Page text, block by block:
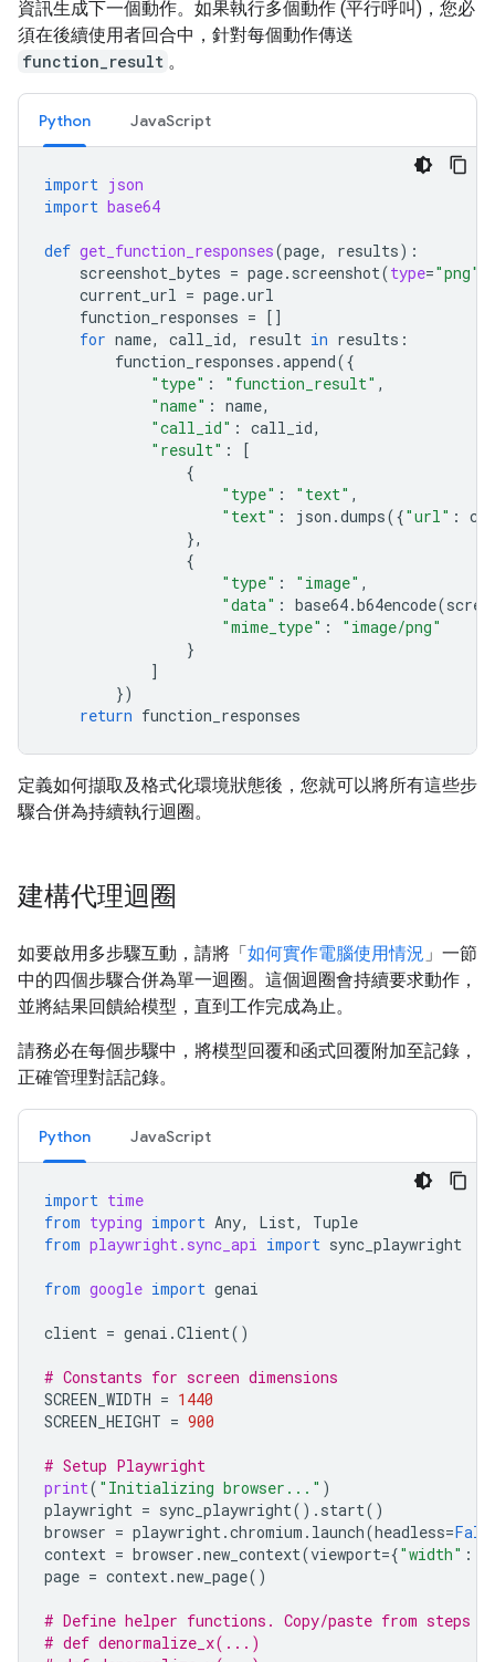
資訊生成下一個動作。如果執行多個動作 (平行呼叫)，您必
須在後續使用者回合中，針對每個動作傳送
function_result 。
Python JavaScript
import json
import base64
def get_function_responses(page, results):
screenshot_bytes = page. screenshot(type="png"
current_url = page.url
function_responses = []
for name, call_id, result in results :
function_responses .append({
"type" : "function_result" ,
"name" : name,
"call_id" : call_id,
"result" :
[
{
"type" : "text" ,
"text" : json .dumps({"url" :
},
{
"type" : "image" ,
"data" : base64.b64encode(
"mime_type" :
"image/png"
}
]
})
return function_responses
定義如何擷取及格式化環境狀態後，您就可以將所有這些步
驟合併為持續執行迴圈。
建構代理迴圈
如要啟用多步驟互動，請將「如何實作電腦使用情況 」一節
中的四個步驟合併為單一迴圈。這個迴圈會持續要求動作，
並將結果回饋給模型，直到工作完成為止。
請務必在每個步驟中，將模型回覆和函式回覆附加至記錄，
正確管理對話記錄。
Python JavaScript
import time
from typing import Any, List,
Tuple
from playwright.sync_api import sync_playwright
from google import genai
client = genai .Client()
# Constants for screen dimensions
SCREEN_WIDTH = 1440
SCREEN_HEIGHT = 900
# Setup Playwright
print( "Initializing browser..." )
playwright = sync_playwright() . start()
browser = playwright.chromium . launch(headless=
context = browser .new_context(viewport={"width" :
page = context.new_page()
# Define helper functions. Copy/paste from steps 3
# def denormalize_x(...)